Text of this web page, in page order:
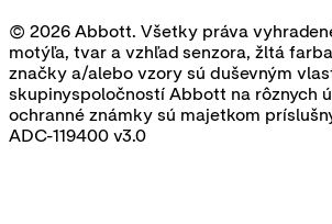
© 2026 Abbott. Všetky práva
motýľa, tvar a vzhľad senzora, žltá
značky a/alebo vzory sú duševným
skupinyspoločností Abbott na rôznych
ochranné známky sú majetkom
ADC-119400 v3.0